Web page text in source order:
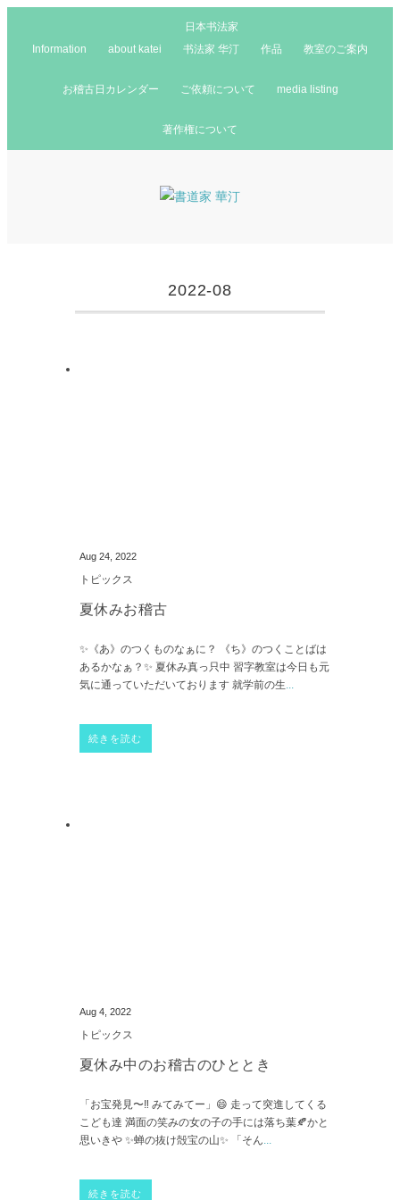
Information about katei
日本书法家
书法家 华汀
作品 教室のご案内
お稽古日カレンダー ご依頼について media listing
著作権について
2022-08
Aug 24, 2022
トピックス
夏休みお稽古
✨《あ》のつくものなぁに？ 《ち》のつくことばは
あるかなぁ？✨ 夏休み真っ只中 習字教室は今日も元
気に通っていただいております 就学前の生...
続きを読む
Aug 4, 2022
トピックス
夏休み中のお稽古のひととき
「お宝発見〜‼︎ みてみてー」😄 走って突進してくる
こども達 満面の笑みの女の子の手には落ち葉🍂かと
思いきや ✨蝉の抜け殻宝の山✨ 「そん...
続きを読む